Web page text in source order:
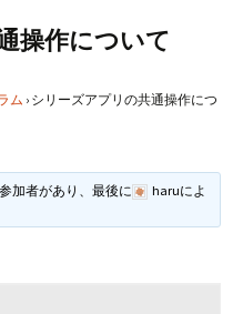
操作について
ム › シリーズアプリの共通操作につ
加者があり、最後に haruによ